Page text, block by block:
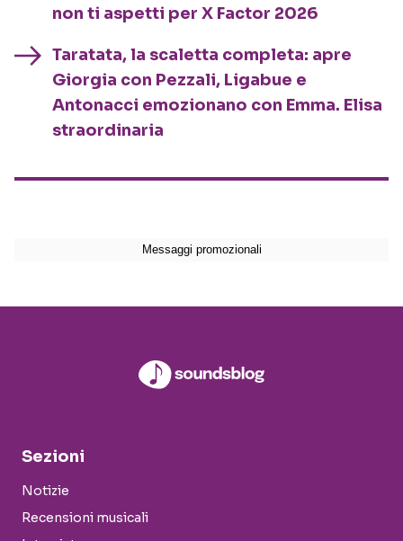
non ti aspetti per X Factor 2026
Taratata, la scaletta completa: apre
Giorgia con Pezzali, Ligabue e
Antonacci emozionano con Emma. Elisa
straordinaria
Sezioni
Notizie
Recensioni musicali